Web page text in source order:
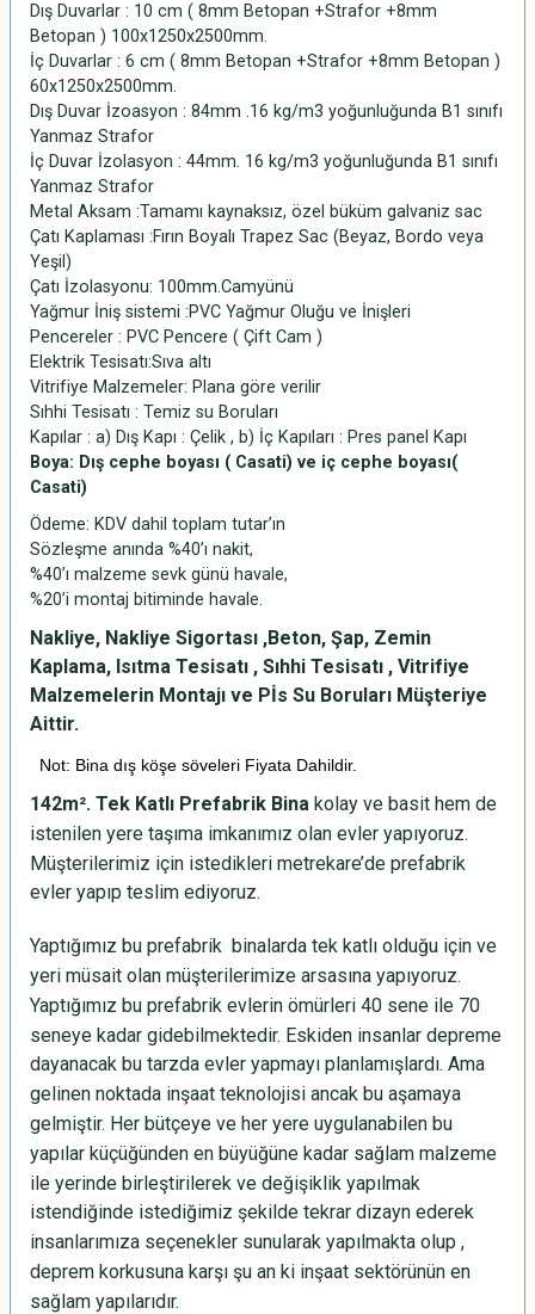
Dış Duvarlar : 10 cm ( 8mm Betopan +Strafor +8mm
Betopan ) 100x1250x2500mm.
İç Duvarlar : 6 cm ( 8mm Betopan +Strafor +8mm Betopan )
60x1250x2500mm.
Dış Duvar İzoasyon : 84mm .16 kg/m3 yoğunluğunda B1 sınıfı
Yanmaz Strafor
İç Duvar İzolasyon : 44mm. 16 kg/m3 yoğunluğunda B1 sınıfı
Yanmaz Strafor
Metal Aksam :Tamamı kaynaksız, özel büküm galvaniz sac
Çatı Kaplaması :Fırın Boyalı Trapez Sac (Beyaz, Bordo veya
Yeşil)
Çatı İzolasyonu: 100mm.Camyünü
Yağmur İniş sistemi :PVC Yağmur Oluğu ve İnişleri
Pencereler : PVC Pencere ( Çift Cam )
Elektrik Tesisatı:Sıva altı
Vitrifiye Malzemeler: Plana göre verilir
Sıhhi Tesisatı : Temiz su Boruları
Kapılar : a) Dış Kapı : Çelik , b) İç Kapıları : Pres panel Kapı
Boya: Dış cephe boyası ( Casati) ve iç cephe boyası(
Casati)
Ödeme: KDV dahil toplam tutar’ın
Sözleşme anında %40’ı nakit,
%40’ı malzeme sevk günü havale,
%20’i montaj bitiminde havale.
Nakliye, Nakliye Sigortası ,Beton, Şap, Zemin
Kaplama, Isıtma Tesisatı , Sıhhi Tesisatı , Vitrifiye
Malzemelerin Montajı ve Pİs Su Boruları Müşteriye
Aittir.
Not: Bina dış köşe söveleri Fiyata Dahildir.
142m². Tek Katlı Prefabrik Bina kolay ve basit hem de
istenilen yere taşıma imkanımız olan evler yapıyoruz.
Müşterilerimiz için istedikleri metrekare’de prefabrik
evler yapıp teslim ediyoruz.
Yaptığımız bu prefabrik binalarda tek katlı olduğu için ve
yeri müsait olan müşterilerimize arsasına yapıyoruz.
Yaptığımız bu prefabrik evlerin ömürleri 40 sene ile 70
seneye kadar gidebilmektedir. Eskiden insanlar depreme
dayanacak bu tarzda evler yapmayı planlamışlardı. Ama
gelinen noktada inşaat teknolojisi ancak bu aşamaya
gelmiştir. Her bütçeye ve her yere uygulanabilen bu
yapılar küçüğünden en büyüğüne kadar sağlam malzeme
ile yerinde birleştirilerek ve değişiklik yapılmak
istendiğinde istediğimiz şekilde tekrar dizayn ederek
insanlarımıza seçenekler sunularak yapılmakta olup ,
deprem korkusuna karşı şu an ki inşaat sektörünün en
sağlam yapılarıdır.